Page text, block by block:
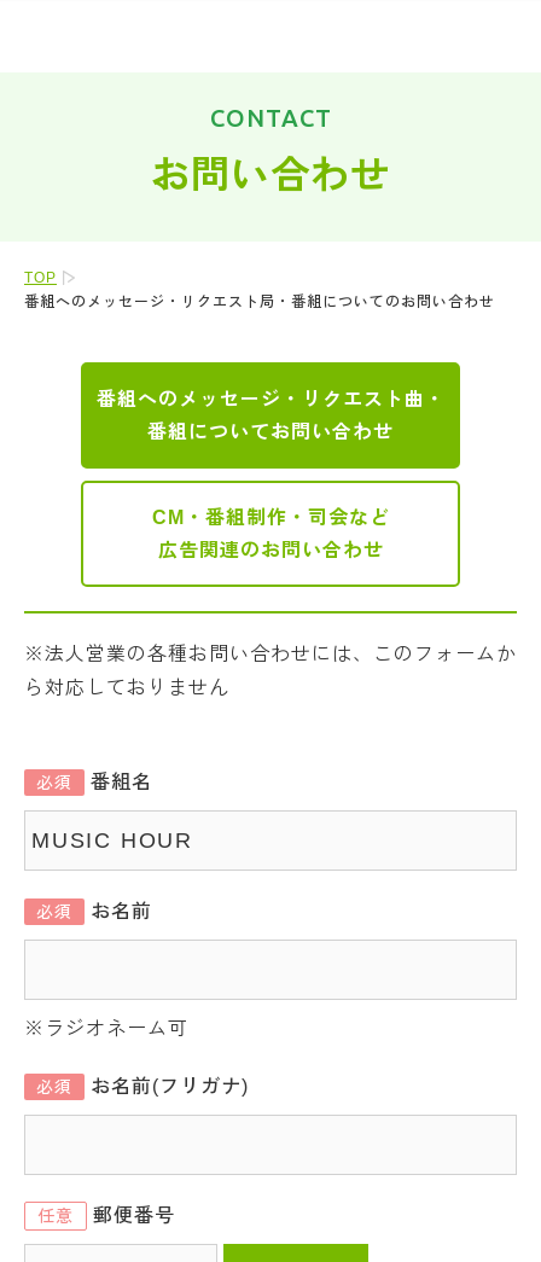
CONTACT
お問い合わせ
TOP
番組へのメッセージ・リクエスト局・番組についてのお問い合わせ
番組へのメッセージ・リクエスト曲・
番組についてお問い合わせ
CM・番組制作・司会など
広告関連のお問い合わせ
※法人営業の各種お問い合わせには、このフォームか
ら対応しておりません
必須 番組名
必須 お名前
※ラジオネーム可
必須 お名前(フリガナ)
任意 郵便番号